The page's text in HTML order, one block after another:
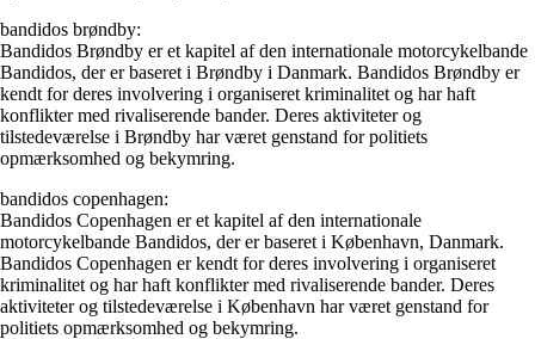
bandidos brøndby:
Bandidos Brøndby er et kapitel af den internationale motorcykelbande
Bandidos, der er baseret i Brøndby i Danmark. Bandidos Brøndby er
kendt for deres involvering i organiseret kriminalitet og har haft
konflikter med rivaliserende bander. Deres aktiviteter og
tilstedeværelse i Brøndby har været genstand for politiets
opmærksomhed og bekymring.
bandidos copenhagen:
Bandidos Copenhagen er et kapitel af den internationale
motorcykelbande Bandidos, der er baseret i København, Danmark.
Bandidos Copenhagen er kendt for deres involvering i organiseret
kriminalitet og har haft konflikter med rivaliserende bander. Deres
aktiviteter og tilstedeværelse i København har været genstand for
politiets opmærksomhed og bekymring.